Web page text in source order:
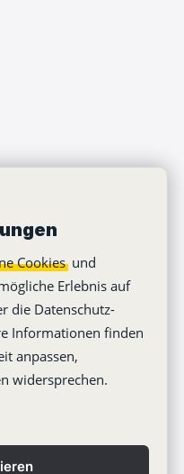
Cookies und
Erlebnis auf
die Datenschutz-
Informationen finden
anpassen,
widersprechen.